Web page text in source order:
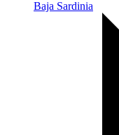
Baja Sardinia